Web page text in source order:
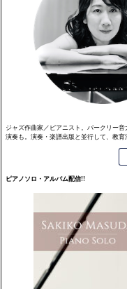
ジャズ作曲家／ピアニスト。バークリー
演奏も。演奏・楽譜出版と並行して、教育
ピアノソロ・アルバム配信!!